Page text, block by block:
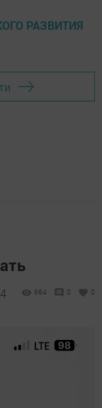
РАЗВИТИЯ
664 0 0